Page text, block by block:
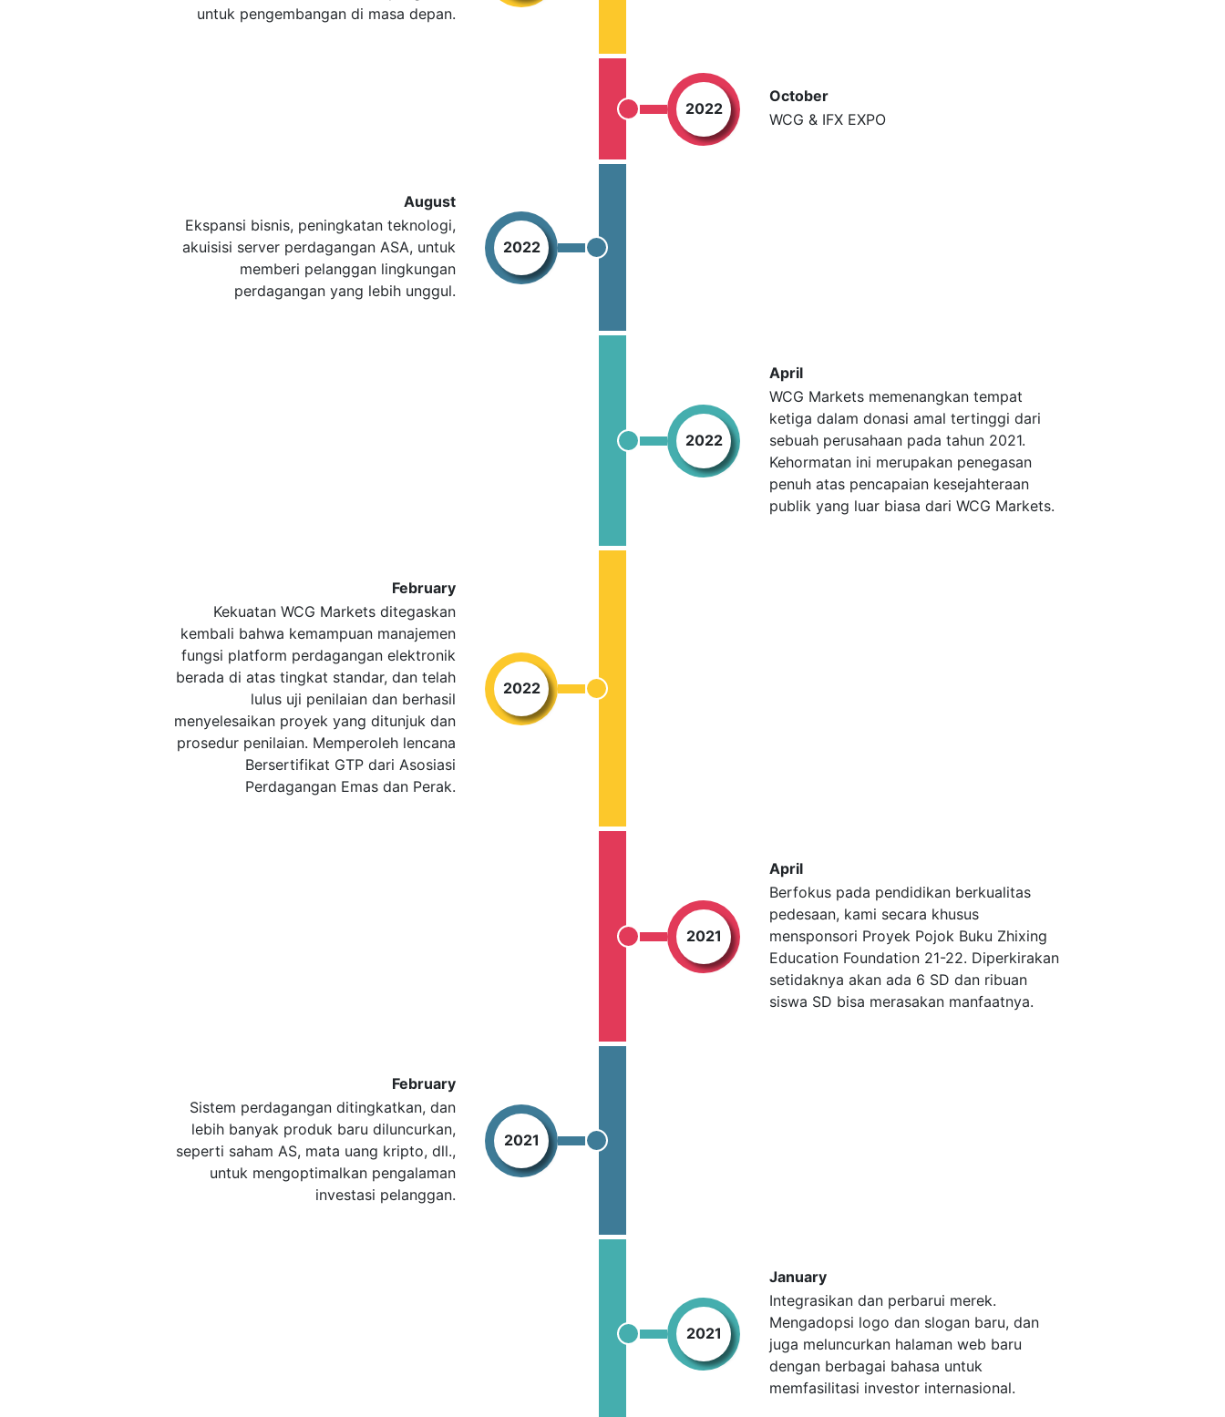
untuk pengembangan di masa depan.
2022
October
WCG & IFX EXPO
2022
August
Ekspansi bisnis, peningkatan teknologi,
akuisisi server perdagangan ASA, untuk
memberi pelanggan lingkungan
perdagangan yang lebih unggul.
2022
April
WCG Markets memenangkan tempat
ketiga dalam donasi amal tertinggi dari
sebuah perusahaan pada tahun 2021.
Kehormatan ini merupakan penegasan
penuh atas pencapaian kesejahteraan
publik yang luar biasa dari WCG Markets.
2022
February
Kekuatan WCG Markets ditegaskan
kembali bahwa kemampuan manajemen
fungsi platform perdagangan elektronik
berada di atas tingkat standar, dan telah
lulus uji penilaian dan berhasil
menyelesaikan proyek yang ditunjuk dan
prosedur penilaian. Memperoleh lencana
Bersertifikat GTP dari Asosiasi
Perdagangan Emas dan Perak.
2021
April
Berfokus pada pendidikan berkualitas
pedesaan, kami secara khusus
mensponsori Proyek Pojok Buku Zhixing
Education Foundation 21-22. Diperkirakan
setidaknya akan ada 6 SD dan ribuan
siswa SD bisa merasakan manfaatnya.
2021
February
Sistem perdagangan ditingkatkan, dan
lebih banyak produk baru diluncurkan,
seperti saham AS, mata uang kripto, dll.,
untuk mengoptimalkan pengalaman
investasi pelanggan.
2021
January
Integrasikan dan perbarui merek.
Mengadopsi logo dan slogan baru, dan
juga meluncurkan halaman web baru
dengan berbagai bahasa untuk
memfasilitasi investor internasional.